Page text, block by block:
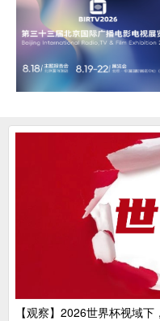
【观察】2026世界杯视域